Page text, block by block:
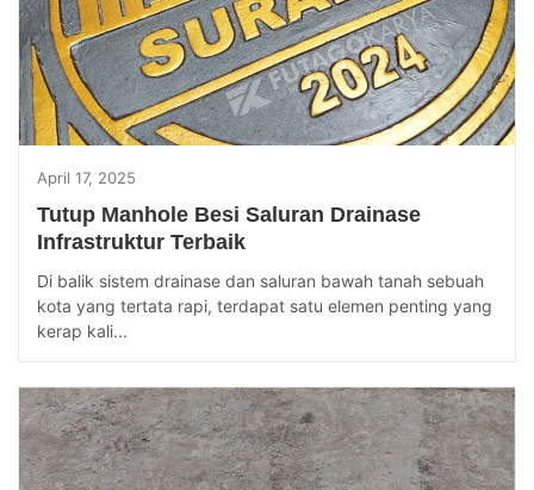
April 17, 2025
Tutup Manhole Besi Saluran Drainase
Infrastruktur Terbaik
Di balik sistem drainase dan saluran bawah tanah sebuah
kota yang tertata rapi, terdapat satu elemen penting yang
kerap kali...